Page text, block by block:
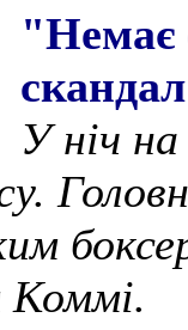
"Немає
У ніч
Коммі.